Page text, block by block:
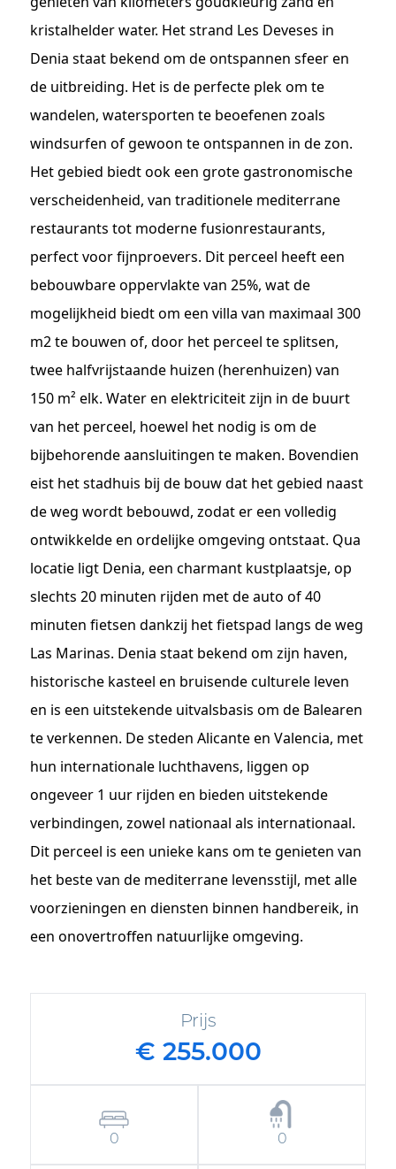
kristalhelder water. Het strand Les Deveses in
Denia staat bekend om de ontspannen sfeer en
de uitbreiding. Het is de perfecte plek om te
wandelen, watersporten te beoefenen zoals
windsurfen of gewoon te ontspannen in de zon.
Het gebied biedt ook een grote gastronomische
verscheidenheid, van traditionele mediterrane
restaurants tot moderne fusionrestaurants,
perfect voor fijnproevers. Dit perceel heeft een
bebouwbare oppervlakte van 25%, wat de
mogelijkheid biedt om een villa van maximaal 300
m2 te bouwen of, door het perceel te splitsen,
twee halfvrijstaande huizen (herenhuizen) van
150 m² elk. Water en elektriciteit zijn in de buurt
van het perceel, hoewel het nodig is om de
bijbehorende aansluitingen te maken. Bovendien
eist het stadhuis bij de bouw dat het gebied naast
de weg wordt bebouwd, zodat er een volledig
ontwikkelde en ordelijke omgeving ontstaat. Qua
locatie ligt Denia, een charmant kustplaatsje, op
slechts 20 minuten rijden met de auto of 40
minuten fietsen dankzij het fietspad langs de weg
Las Marinas. Denia staat bekend om zijn haven,
historische kasteel en bruisende culturele leven
en is een uitstekende uitvalsbasis om de Balearen
te verkennen. De steden Alicante en Valencia, met
hun internationale luchthavens, liggen op
ongeveer 1 uur rijden en bieden uitstekende
verbindingen, zowel nationaal als internationaal.
Dit perceel is een unieke kans om te genieten van
het beste van de mediterrane levensstijl, met alle
voorzieningen en diensten binnen handbereik, in
een onovertroffen natuurlijke omgeving.
Prijs
€ 255.000
0 0